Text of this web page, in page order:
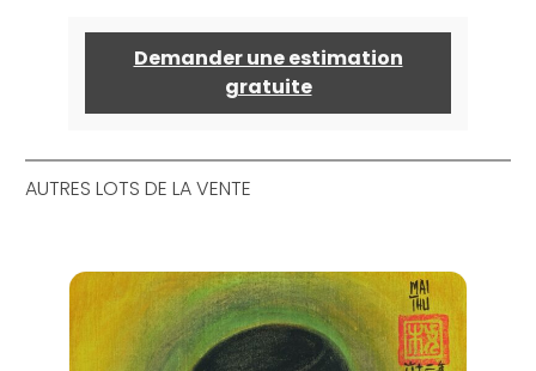
Demander une estimation
gratuite
AUTRES LOTS DE LA VENTE